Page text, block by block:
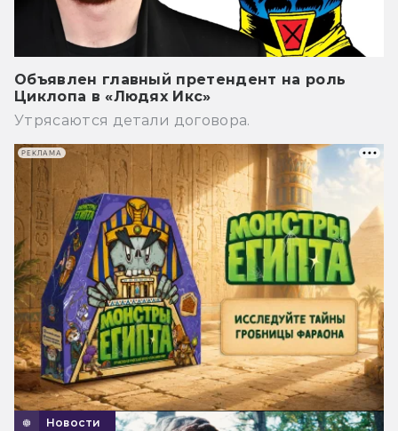
Объявлен главный претендент на роль
Циклопа в «Людях Икс»
Утрясаются детали договора.
Новости
РЕКЛАМА